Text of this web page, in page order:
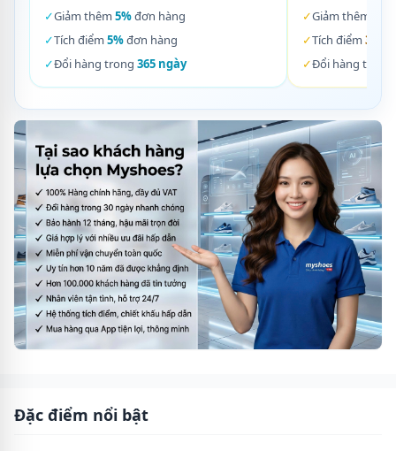
✓Giảm thêm 5%đơn hàng
✓Tích điểm 5%đơn hàng
✓Đổi hàng trong 365 ngày
✓Giảm thêm
✓Tích điểm 3%
✓Đổi hàng trong
Đặc điểm nổi bật